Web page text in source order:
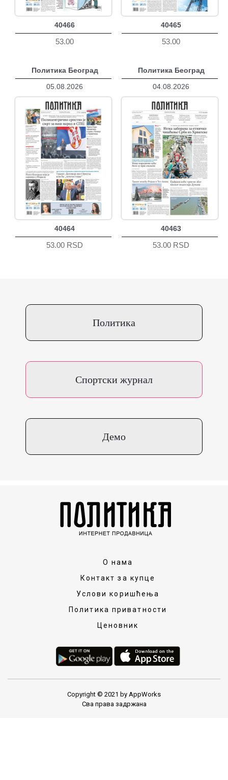
40466
53.00
40465
53.00
Политика Београд
05.08.2026
40464
53.00 RSD
Политика Београд
04.08.2026
40463
53.00 RSD
Политика
Спортски журнал
Демо
О нама
Контакт за купце
Услови коришћења
Политика приватности
Ценовник
Copyright © 2021 by AppWorks
Сва права задржана